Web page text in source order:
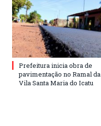
Prefeitura inicia obra de
pavimentação no Ramal da
Vila Santa Maria do Icatu